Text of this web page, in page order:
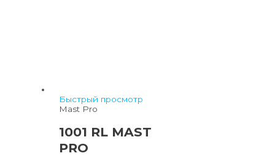
Быстрый просмотр
Mast Pro
1001 RL MAST
PRO